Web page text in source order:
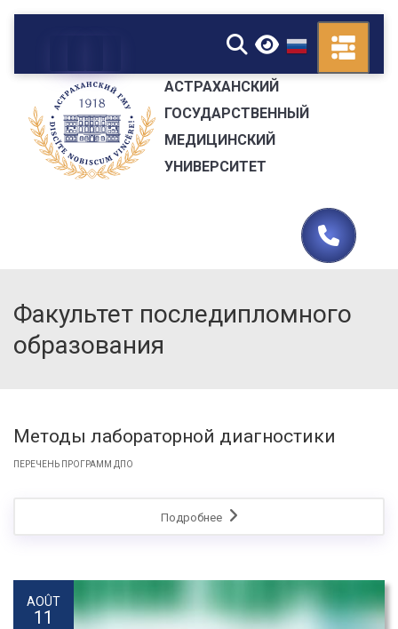
▼
АСТРАХАНСКИЙ
ГОСУДАРСТВЕННЫЙ
МЕДИЦИНСКИЙ
УНИВЕРСИТЕТ
Факультет последипломного
образования
Методы лабораторной диагностики
ПЕРЕЧЕНЬ ПРОГРАММ ДПО
Подробнее
AOÛT
11